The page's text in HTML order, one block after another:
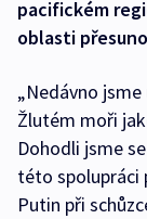
pacifickém
oblasti
„Nedávno
Žlutém moři
Dohodli jsme
této spolupráci
Putin při